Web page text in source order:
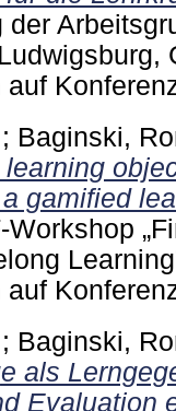
der
auf
; Baginski,
gamified
Workshop
auf
; Baginski,
als
Evaluation